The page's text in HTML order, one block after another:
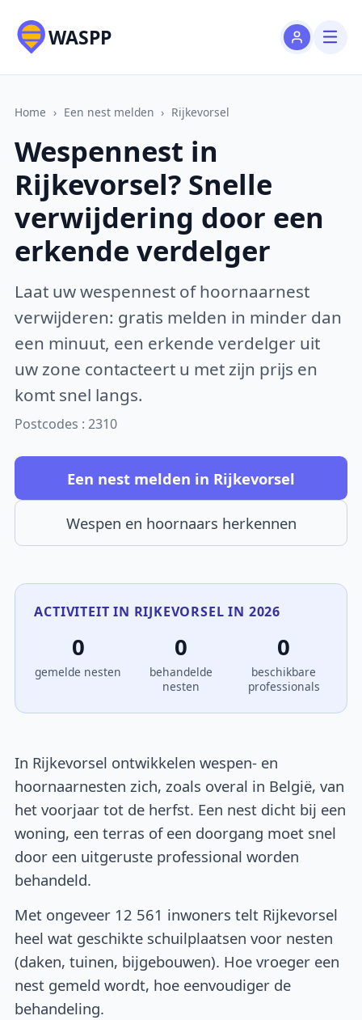
WASPP
Home › Een nest melden › Rijkevorsel
Wespennest in
Rijkevorsel? Snelle
verwijdering door een
erkende verdelger
Laat uw wespennest of hoornaarnest
verwijderen: gratis melden in minder dan
een minuut, een erkende verdelger uit
uw zone contacteert u met zijn prijs en
komt snel langs.
Postcodes : 2310
Een nest melden in Rijkevorsel
Wespen en hoornaars herkennen
ACTIVITEIT IN RIJKEVORSEL IN 2026
0
gemelde nesten
0
behandelde
nesten
0
beschikbare
professionals
In Rijkevorsel ontwikkelen wespen- en
hoornaarnesten zich, zoals overal in België, van
het voorjaar tot de herfst. Een nest dicht bij een
woning, een terras of een doorgang moet snel
door een uitgeruste professional worden
behandeld.
Met ongeveer 12 561 inwoners telt Rijkevorsel
heel wat geschikte schuilplaatsen voor nesten
(daken, tuinen, bijgebouwen). Hoe vroeger een
nest gemeld wordt, hoe eenvoudiger de
behandeling.